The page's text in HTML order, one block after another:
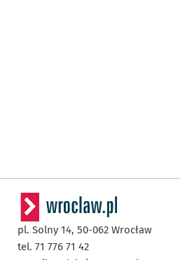
pl. Solny 14, 50-062 Wrocław
tel. 71 776 71 42